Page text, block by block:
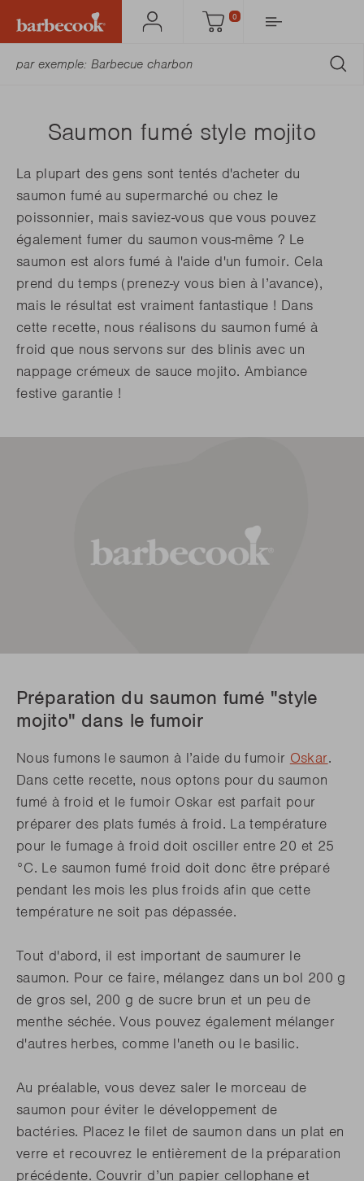
Mon
Panier
0
Saumon fumé style mojito
La plupart des gens sont tentés d'acheter du
saumon fumé au supermarché ou chez le
poissonnier, mais saviez-vous que vous pouvez
également fumer du saumon vous-même ? Le
saumon est alors fumé à l'aide d'un fumoir. Cela
prend du temps (prenez-y vous bien à l’avance),
mais le résultat est vraiment fantastique ! Dans
cette recette, nous réalisons du saumon fumé à
froid que nous servons sur des blinis avec un
nappage crémeux de sauce mojito. Ambiance
festive garantie !
Préparation du saumon fumé "style
mojito" dans le fumoir
Nous fumons le saumon à l’aide du fumoir Oskar.
Dans cette recette, nous optons pour du saumon
fumé à froid et le fumoir Oskar est parfait pour
préparer des plats fumés à froid. La température
pour le fumage à froid doit osciller entre 20 et 25
°C. Le saumon fumé froid doit donc être préparé
pendant les mois les plus froids afin que cette
température ne soit pas dépassée.
Tout d'abord, il est important de saumurer le
saumon. Pour ce faire, mélangez dans un bol 200 g
de gros sel, 200 g de sucre brun et un peu de
menthe séchée. Vous pouvez également mélanger
d'autres herbes, comme l'aneth ou le basilic.
Au préalable, vous devez saler le morceau de
saumon pour éviter le développement de
bactéries. Placez le filet de saumon dans un plat en
verre et recouvrez le entièrement de la préparation
précédente. Couvrir d’un papier cellophane et